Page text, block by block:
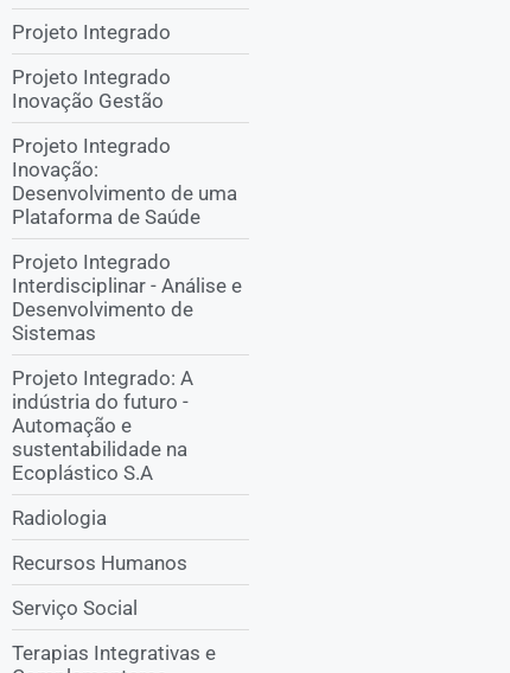
Projeto Integrado
Projeto Integrado
Inovação Gestão
Projeto Integrado
Inovação:
Desenvolvimento de uma
Plataforma de Saúde
Projeto Integrado
Interdisciplinar - Análise e
Desenvolvimento de
Sistemas
Projeto Integrado: A
indústria do futuro -
Automação e
sustentabilidade na
Ecoplástico S.A
Radiologia
Recursos Humanos
Serviço Social
Terapias Integrativas e